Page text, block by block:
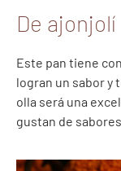
De ajonjolí
Este pan tiene
logran un sabor y
olla será una
gustan de